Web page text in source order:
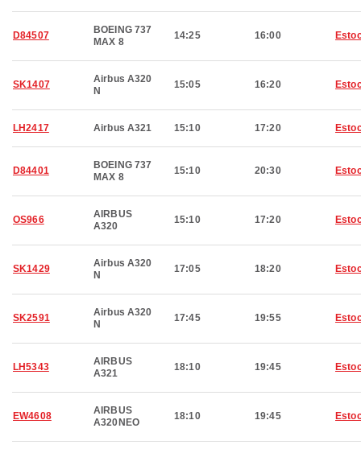
D84507
BOEING 737
MAX 8
14:25 16:00
SK1407
Airbus A320
N
15:05 16:20
LH2417 Airbus A321 15:10 17:20
D84401
BOEING 737
MAX 8
15:10 20:30
OS966
AIRBUS
A320
15:10 17:20
SK1429
Airbus A320
N
17:05 18:20
SK2591
Airbus A320
N
17:45 19:55
LH5343
AIRBUS
A321
18:10 19:45
EW4608
AIRBUS
A320NEO
18:10 19:45